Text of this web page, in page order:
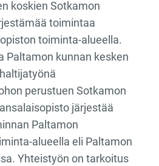
koskien Sotkamon
toimintaa
toiminta-alueella.
Paltamon kunnan kesken
perustuen Sotkamon
järjestää
Paltamon
alueella eli Paltamon
Yhteistyön on tarkoitus